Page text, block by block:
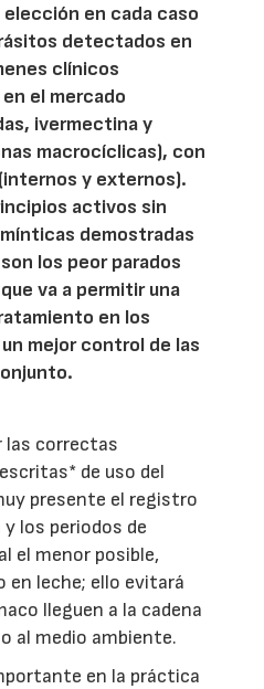
en cada caso
detectados en
clínicos
el mercado
ivermectina y
macrocíclicas), con
y externos).
activos sin
demostradas
los peor parados
va a permitir una
en los
mejor control de las
las correctas
de uso del
presente el registro
los periodos de
el menor posible,
leche; ello evitará
lleguen a la cadena
al medio ambiente.
en la práctica